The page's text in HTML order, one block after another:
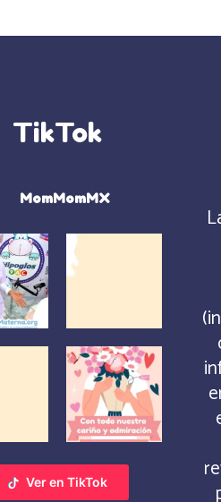
TikTok
MomMomMX
Ver en TikTok